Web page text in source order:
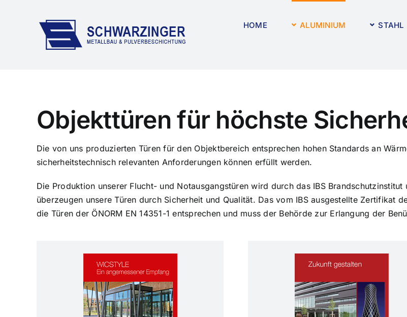
HOME ALUMINIUM STAHL
Objekttüren für höchste
Die von uns produzierten Türen für den Objektbereich entsprechen hohen Standards an
sicherheitstechnisch relevanten Anforderungen können erfüllt werden.
Die Produktion unserer Flucht- und Notausgangstüren wird durch das IBS
überzeugen unsere Türen durch Sicherheit und Qualität. Das vom IBS ausgestellte Zertifikat
die Türen der ÖNORM EN 14351-1 entsprechen und muss der Behörde zur Erlangung der